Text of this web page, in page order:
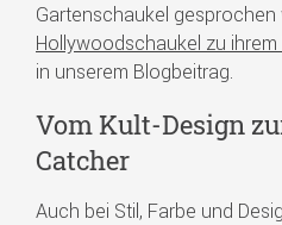
Gartenschaukel gesprochen
Hollywoodschaukel zu ihrem
in unserem Blogbeitrag.
Vom Kult-Design
Catcher
Auch bei Stil, Farbe und